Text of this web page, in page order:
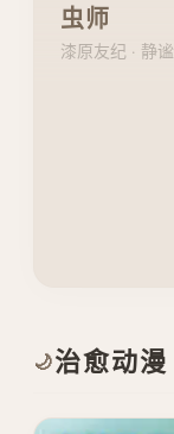
虫师
漆原友纪 · 静
🌙治愈动